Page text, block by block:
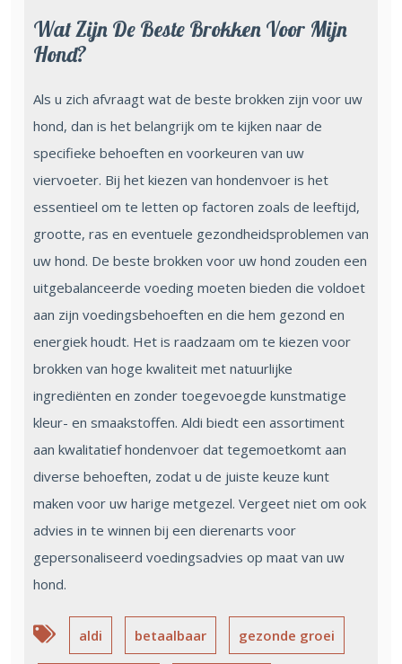
Wat Zijn De Beste Brokken Voor Mijn
Hond?
Als u zich afvraagt wat de beste brokken zijn voor uw
hond, dan is het belangrijk om te kijken naar de
specifieke behoeften en voorkeuren van uw
viervoeter. Bij het kiezen van hondenvoer is het
essentieel om te letten op factoren zoals de leeftijd,
grootte, ras en eventuele gezondheidsproblemen van
uw hond. De beste brokken voor uw hond zouden een
uitgebalanceerde voeding moeten bieden die voldoet
aan zijn voedingsbehoeften en die hem gezond en
energiek houdt. Het is raadzaam om te kiezen voor
brokken van hoge kwaliteit met natuurlijke
ingrediënten en zonder toegevoegde kunstmatige
kleur- en smaakstoffen. Aldi biedt een assortiment
aan kwalitatief hondenvoer dat tegemoetkomt aan
diverse behoeften, zodat u de juiste keuze kunt
maken voor uw harige metgezel. Vergeet niet om ook
advies in te winnen bij een dierenarts voor
gepersonaliseerd voedingsadvies op maat van uw
hond.
aldi betaalbaar gezonde groei